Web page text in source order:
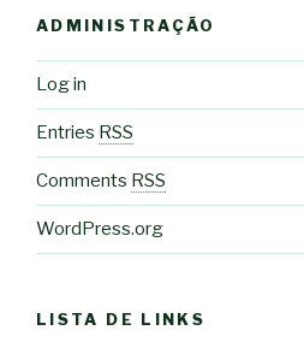
ADMINISTRAÇÃO
Log in
Entries RSS
Comments RSS
WordPress.org
LISTA DE LINKS